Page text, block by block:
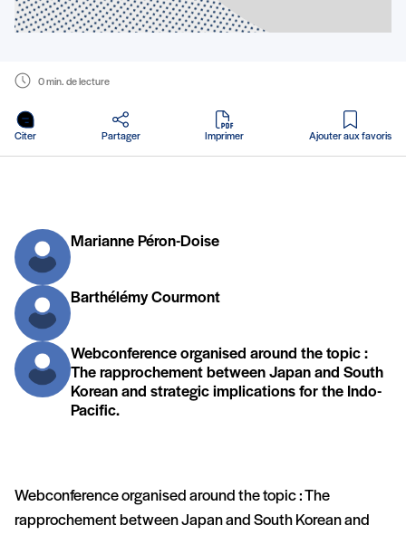
0 min. de lecture
Citer Partager Imprimer
en PDF
Ajouter aux favoris
Marianne Péron-Doise
Barthélémy Courmont
Webconference organised around the topic :
The rapprochement between Japan and South
Korean and strategic implications for the Indo-
Pacific.
Webconference organised around the topic : The
rapprochement between Japan and South Korean and